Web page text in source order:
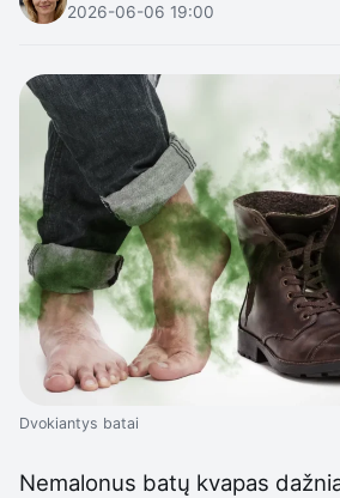
2026-06-06 19:00
Dvokiantys batai
Nemalonus batų kvapas